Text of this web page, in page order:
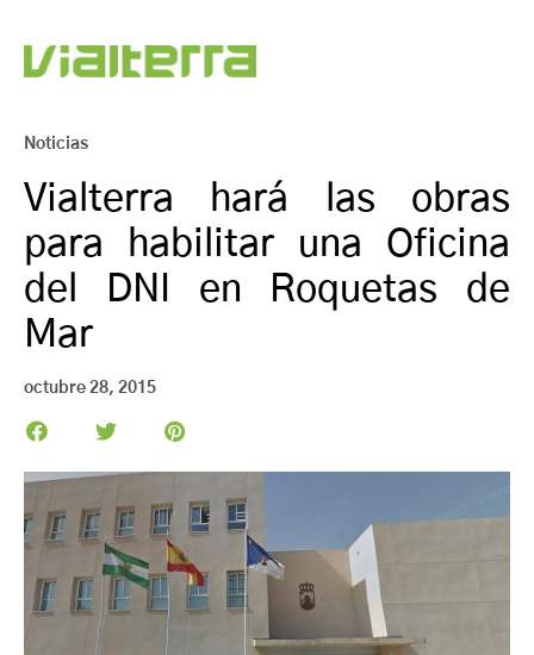
Noticias
Vialterra hará las obras
para habilitar una Oficina
del DNI en Roquetas de
Mar
octubre 28, 2015